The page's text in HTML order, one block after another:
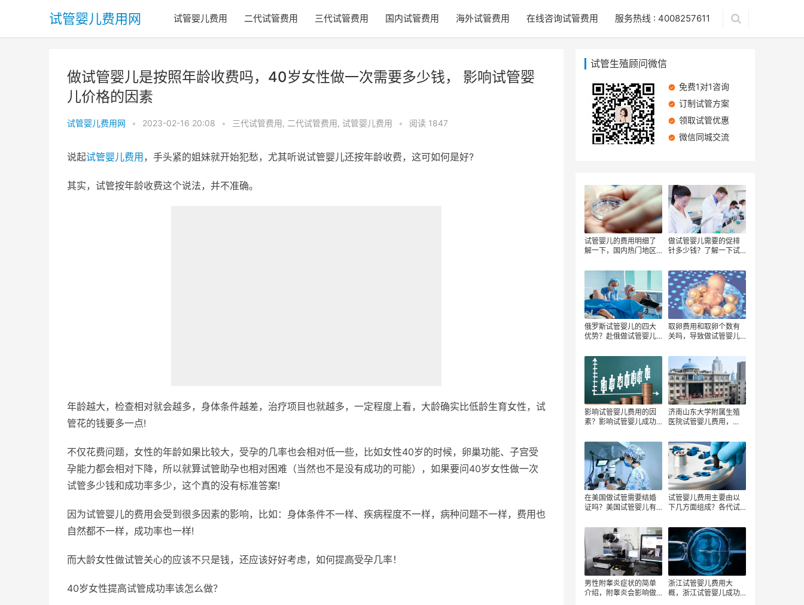
试管婴儿费用网 试管婴儿费用 二代试管费用 三代试管费用 国内试管费用 海外试管费用 在线咨询试管费用 服务热线 : 4008257611
做试管婴儿是按照年龄收费吗，40岁女性做一次需要多少钱， 影响试管婴
儿价格的因素
试管婴儿费用网 • 2023-02-16 20:08 • 三代试管费用, 二代试管费用, 试管婴儿费用 • 阅读 1847
说起试管婴儿费用 ，手头紧的姐妹就开始犯愁，尤其听说试管婴儿还按年龄收费，这可如何是好?
其实，试管按年龄收费这个说法，并不准确。
年龄越大，检查相对就会越多，身体条件越差，治疗项目也就越多，一定程度上看，大龄确实比低龄生育女性，试
管花的钱要多一点!
不仅花费问题，女性的年龄如果比较大，受孕的几率也会相对低一些，比如女性40岁的时候，卵巢功能、子宫受
孕能力都会相对下降，所以就算试管助孕也相对困难（当然也不是没有成功的可能），如果要问40岁女性做一次
试管多少钱和成功率多少，这个真的没有标准答案!
因为试管婴儿的费用会受到很多因素的影响，比如：身体条件不一样、疾病程度不一样，病种问题不一样，费用也
自然都不一样，成功率也一样!
而大龄女性做试管关心的应该不只是钱，还应该好好考虑，如何提高受孕几率！
40岁女性提高试管成功率该怎么做？
试管生殖顾问微信
免费1对1咨询
订制试管方案
领取试管优惠
微信同城交流
试管婴儿的费用明细了
解一下，国内热门地区
做试管婴儿需要的促排
针多少钱？了解一下试
具体费用！
俄罗斯试管婴儿的四大
优势？赴俄做试管婴儿
取卵费用和取卵个数有
关吗，导致做试管婴儿
管婴儿费用的因素有哪
影响试管婴儿费用的因
素？影响试管婴儿成功
儿费用明细
济南山东大学附属生殖
医院试管婴儿费用，
细，试管移植后注意事
项：
在美国做试管需要结婚
证吗？美国试管婴儿有
身、同性恋者做试管合
法吗？
试管婴儿费用主要由以
下几方面组成？各代试
别？
男性附睾炎症状的简单
介绍，附睾炎会影响做
浙江试管婴儿费用大
概，浙江试管婴儿成功